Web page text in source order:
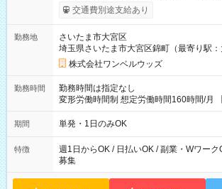
いOK！（規定あり） ┗働いたその日に現
ンビニATMから 日払い分を引き落とせます！ 【試用期
交通費別途支給あり
勤務地
さいたま市大宮区
埼玉県さいたま市大宮区錦町（最寄り駅：
株式会社ワンベルウッズ
勤務時間
勤務時間は指定なし
変形労働時間制 想定労働時間160時間/月 【シフト例】 ・8：00
～21：00
期間 単発・1日のみOK
特徴
週1日からOK / 日払いOK / 副業・Wワー
募集